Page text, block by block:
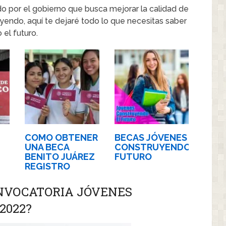
por el gobierno que busca mejorar la calidad de
aquí te dejaré todo lo que necesitas saber
el futuro.
COMO OBTENER
UNA BECA
BENITO JUÁREZ
REGISTRO
BECAS JÓVENES
CONSTRUYENDO
FUTURO
JÓVENES